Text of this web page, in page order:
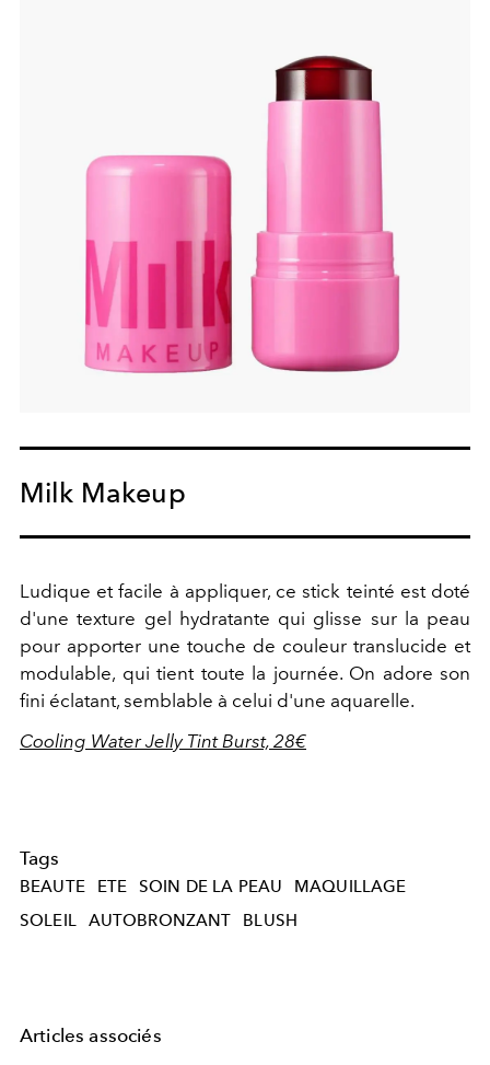
Milk Makeup
Ludique et facile à appliquer, ce stick teinté est doté
d'une texture gel hydratante qui glisse sur la peau
pour apporter une touche de couleur translucide et
modulable, qui tient toute la journée. On adore son
fini éclatant, semblable à celui d'une aquarelle.
Cooling Water Jelly Tint Burst, 28€
Tags
BEAUTE ETE SOIN DE LA PEAU
MAQUILLAGE
SOLEIL
AUTOBRONZANT BLUSH
Articles associés